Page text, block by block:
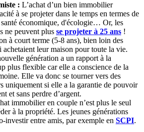
: L’achat d’un bien immobilier
à se projeter dans le temps en termes de
économique, d'écologie… Or, les
ne peuvent plus se projeter à 25 ans !
à court terme (5-8 ans), bien loin des
achetaient leur maison pour toute la vie.
génération a un rapport à la
plus flexible car elle a conscience de la
Elle va donc se tourner vers des
uniquement si elle a la garantie de pouvoir
et sans perdre d’argent.
immobilier en couple n’est plus le seul
à la propriété. Les jeunes générations
investir entre amis, par exemple en SCPI.